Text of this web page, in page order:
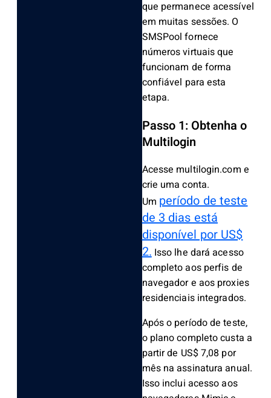
que permanece acessível
em muitas sessões. O
SMSPool fornece
números virtuais que
funcionam de forma
confiável para esta
etapa.
Passo 1: Obtenha o
Multilogin
Acesse multilogin.com e
crie uma conta.
Um período de teste
de 3 dias está
disponível por US$
2. Isso lhe dará acesso
completo aos perfis de
navegador e aos proxies
residenciais integrados.
Após o período de teste,
o plano completo custa a
partir de US$ 7,08 por
mês na assinatura anual.
Isso inclui acesso aos